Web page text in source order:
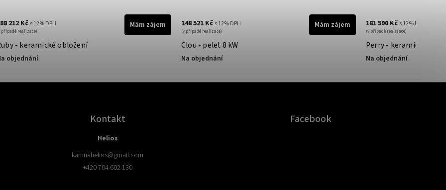
- keramické obložení
objednání
212 Kč s 12% DPH
případě realizace)
Mám zájem
Clou - pelet 8 kW
Na objednání
148 521 Kč s 12% DPH
(v případě realizace)
Mám zájem
Perry - keramické
Na objednání
181 590 Kč s 12% DPH
(v případě realizace)
Kontakt
Helios
kamnahelios@gmail.com
+420 704 602 130
Facebook